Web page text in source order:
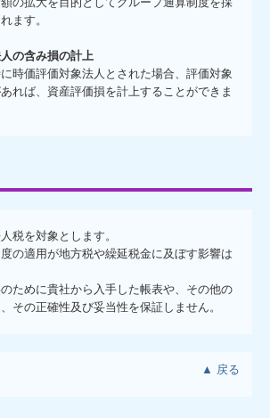
ます。
の含み損の計上
時価評価対象法人とされた場合、評価対象
れば、資産評価損を計上することができま
税を対象とします。
の適用が地方税や繰延税金に及ぼす影響は
ために貴社から入手した帳表や、その他の
その正確性及び妥当性を保証しません。
▲ 戻る